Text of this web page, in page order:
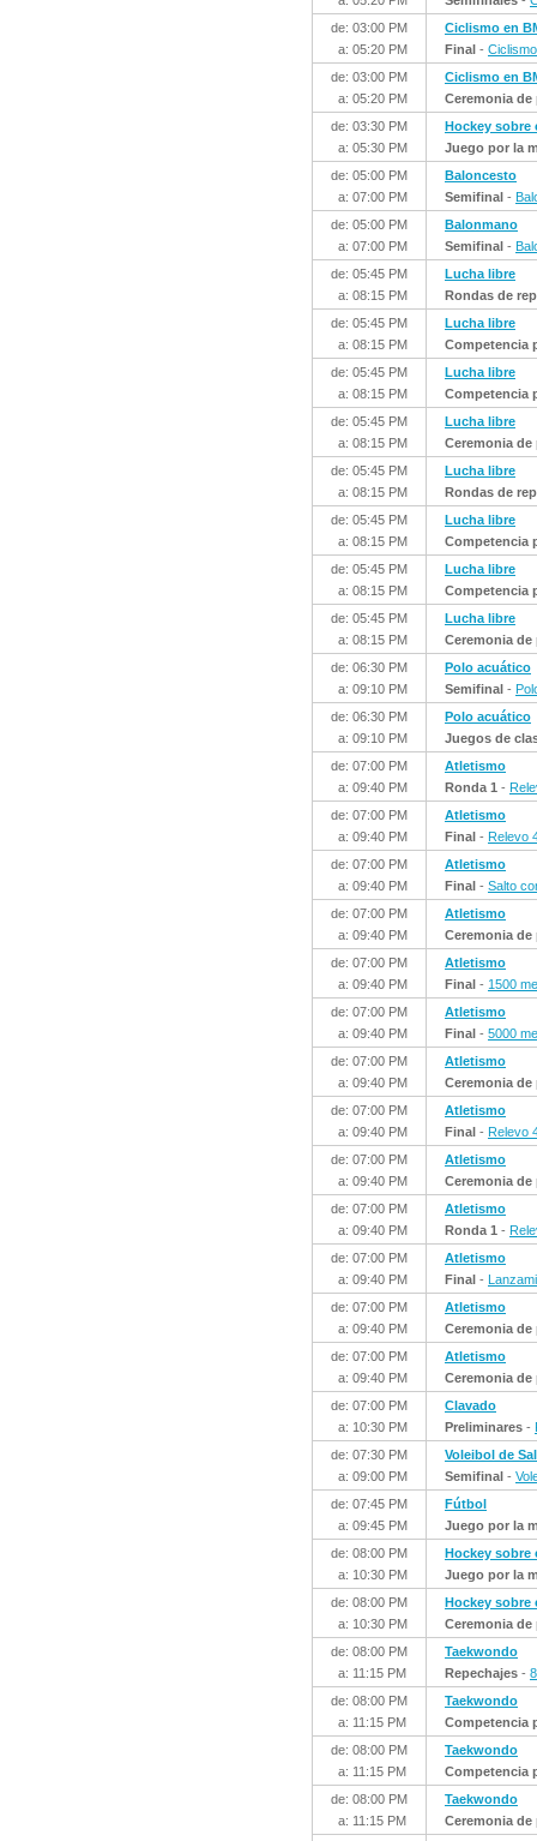
de: 03:00 PM
a: 05:20 PM
Ciclismo en
Final -
de: 03:00 PM
a: 05:20 PM
Ciclismo en
Ceremonia de
de: 03:30 PM
a: 05:30 PM
Hockey sobre
Juego por la
de: 05:00 PM
a: 07:00 PM
Baloncesto
Semifinal -
de: 05:00 PM
a: 07:00 PM
Balonmano
Semifinal -
de: 05:45 PM
a: 08:15 PM
Lucha libre
Rondas de
de: 05:45 PM
a: 08:15 PM
Lucha libre
Competencia
de: 05:45 PM
a: 08:15 PM
Lucha libre
Competencia
de: 05:45 PM
a: 08:15 PM
Lucha libre
Ceremonia de
de: 05:45 PM
a: 08:15 PM
Lucha libre
Rondas de
de: 05:45 PM
a: 08:15 PM
Lucha libre
Competencia
de: 05:45 PM
a: 08:15 PM
Lucha libre
Competencia
de: 05:45 PM
a: 08:15 PM
Lucha libre
Ceremonia de
de: 06:30 PM
a: 09:10 PM
Polo acuático
Semifinal -
de: 06:30 PM
a: 09:10 PM
Polo acuático
Juegos de
de: 07:00 PM
a: 09:40 PM
Atletismo
Ronda 1 -
de: 07:00 PM
a: 09:40 PM
Atletismo
Final - Relevo
de: 07:00 PM
a: 09:40 PM
Atletismo
Final - Salto
de: 07:00 PM
a: 09:40 PM
Atletismo
Ceremonia de
de: 07:00 PM
a: 09:40 PM
Atletismo
Final - 1500
de: 07:00 PM
a: 09:40 PM
Atletismo
Final - 5000
de: 07:00 PM
a: 09:40 PM
Atletismo
Ceremonia de
de: 07:00 PM
a: 09:40 PM
Atletismo
Final - Relevo
de: 07:00 PM
a: 09:40 PM
Atletismo
Ceremonia de
de: 07:00 PM
a: 09:40 PM
Atletismo
Ronda 1 -
de: 07:00 PM
a: 09:40 PM
Atletismo
Final -
de: 07:00 PM
a: 09:40 PM
Atletismo
Ceremonia de
de: 07:00 PM
a: 09:40 PM
Atletismo
Ceremonia de
de: 07:00 PM
a: 10:30 PM
Clavado
Preliminares -
de: 07:30 PM
a: 09:00 PM
Voleibol de
Semifinal -
de: 07:45 PM
a: 09:45 PM
Fútbol
Juego por la
de: 08:00 PM
a: 10:30 PM
Hockey sobre
Juego por la
de: 08:00 PM
a: 10:30 PM
Hockey sobre
Ceremonia de
de: 08:00 PM
a: 11:15 PM
Taekwondo
Repechajes -
de: 08:00 PM
a: 11:15 PM
Taekwondo
Competencia
de: 08:00 PM
a: 11:15 PM
Taekwondo
Competencia
de: 08:00 PM
a: 11:15 PM
Taekwondo
Ceremonia de